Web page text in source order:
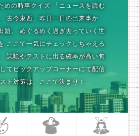
めの時事クイズ 「ニュースを読む
古今東西、昨日一日の出来事か
。
めぐるめく過ぎ去っていく世
ここで一気にチェックしちゃえる
試験やテストに出る確率が高い旬
てピックアップコーナーにて配信
ト対策は、ここで決まり！